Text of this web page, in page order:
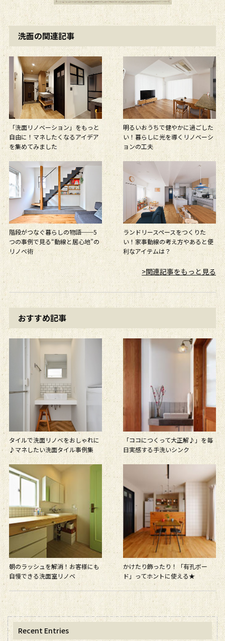
洗面の関連記事
「洗面リノベーション」をもっと
自由に！マネしたくなるアイデア
を集めてみました
明るいおうちで健やかに過ごした
い！暮らしに光を導くリノベーシ
ョンの工夫
階段がつなぐ暮らしの物語──5
つの事例で見る“動線と居心地”の
リノベ術
ランドリースペースをつくりた
い！家事動線の考え方やあると便
利なアイテムは？
>関連記事をもっと見る
おすすめ記事
タイルで洗面リノベをおしゃれに
♪マネしたい洗面タイル事例集
「ココにつくって大正解♪」を毎
日実感する手洗いシンク
朝のラッシュを解消！お客様にも
自慢できる洗面室リノベ
かけたり飾ったり！「有孔ボー
ド」ってホントに使える★
Recent Entries